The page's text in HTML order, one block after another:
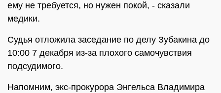
ему не требуется, но нужен покой, - сказали
медики.
Судья отложила заседание по делу Зубакина до
10:00 7 декабря из-за плохого самочувствия
подсудимого.
Напомним, экс-прокурора Энгельса Владимира